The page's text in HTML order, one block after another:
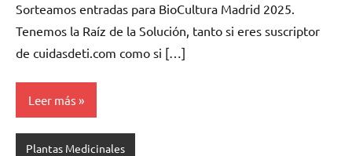
Sorteamos entradas para BioCultura Madrid 2025.
Tenemos la Raíz de la Solución, tanto si eres suscriptor
de cuidasdeti.com como si […]
Leer más
Plantas Medicinales